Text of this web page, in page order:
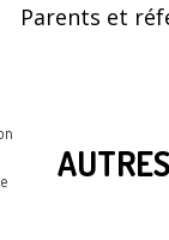
Parents et